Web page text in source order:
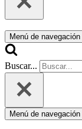
Menú de navegación
Buscar...
Menú de navegación